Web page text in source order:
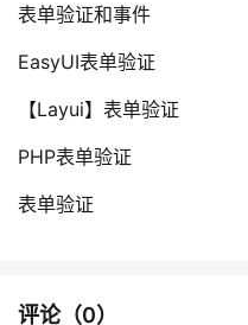
表单验证和事件
EasyUI表单验证
【Layui】表单验证
PHP表单验证
表单验证
评论（0）